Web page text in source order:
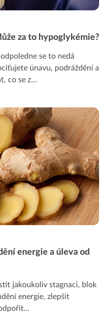
za to hypoglykémie?
se to nedá
únavu, podráždění a
co se z...
energie a úleva od
jakoukoliv stagnaci, blok
energie, zlepšit
...